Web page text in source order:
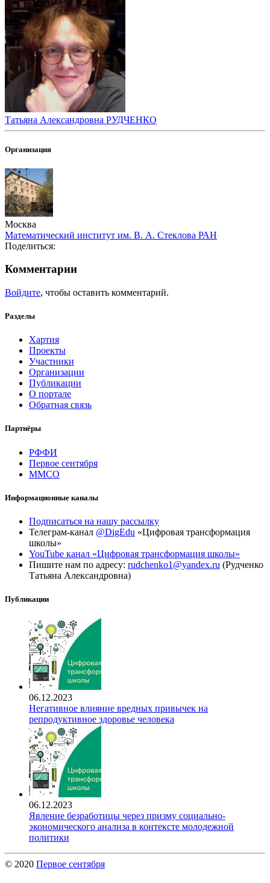
Татьяна Александровна РУДЧЕНКО
Организация
Москва
Математический институт им. В. А. Стеклова РАН
Поделиться:
Комментарии
Войдите, чтобы оставить комментарий.
Разделы
Хартия
Проекты
Участники
Организации
Публикации
О портале
Обратная связь
Партнёры
РФФИ
Первое сентября
ММСО
Информационные каналы
Подписаться на нашу рассылку
Телеграм-канал @DigEdu «Цифровая трансформация
школы»
YouTube канал «Цифровая трансформация школы»
Пишите нам по адресу: rudchenko1@yandex.ru (Рудченко
Татьяна Александровна)
Публикации
06.12.2023
Негативное влияние вредных привычек на
репродуктивное здоровье человека
06.12.2023
Явление безработицы через призму социально-
экономического анализа в контексте молодежной
политики
© 2020 Первое сентября